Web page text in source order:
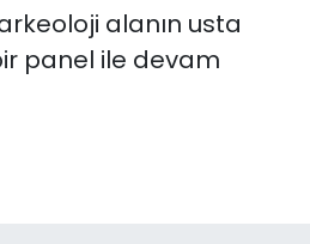
alanın usta
panel ile devam